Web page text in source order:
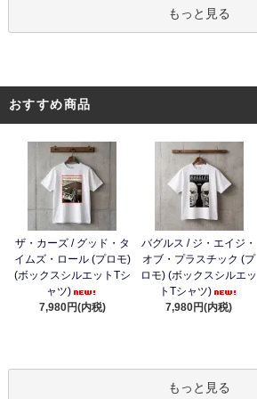
もっと見る
おすすめ商品
ザ・カーズ / グッド・タ
イムズ・ロール (プロモ)
(ボックスシルエットTシ
ャツ)
7,980円(内税)
バグルス / ジ・エイジ・
オブ・プラスチック (プ
ロモ) (ボックスシルエッ
トTシャツ)
7,980円(内税)
もっと見る